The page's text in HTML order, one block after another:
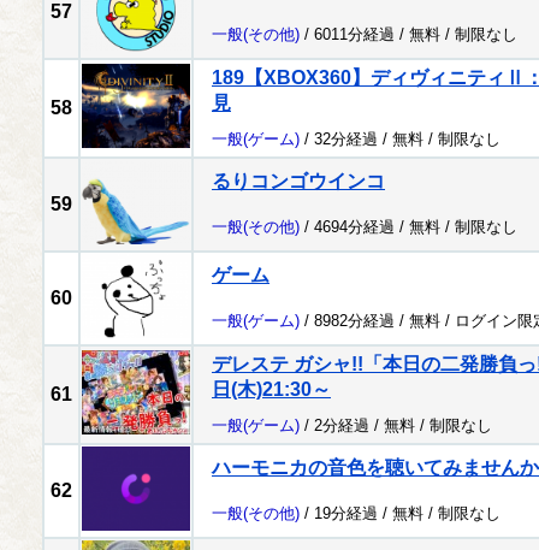
57
一般(その他) / 6011分経過 / 無料 / 制限なし
58
189【XBOX360】ディヴィニティⅡ
見
一般(ゲーム) / 32分経過 / 無料 / 制限なし
59
るりコンゴウインコ
一般(その他) / 4694分経過 / 無料 / 制限なし
60
ゲーム
一般(ゲーム) / 8982分経過 / 無料 / ログイン限
61
デレステ ガシャ!!「本日の二発勝負
日(木)21:30～
一般(ゲーム) / 2分経過 / 無料 / 制限なし
62
ハーモニカの音色を聴いてみません
一般(その他) / 19分経過 / 無料 / 制限なし